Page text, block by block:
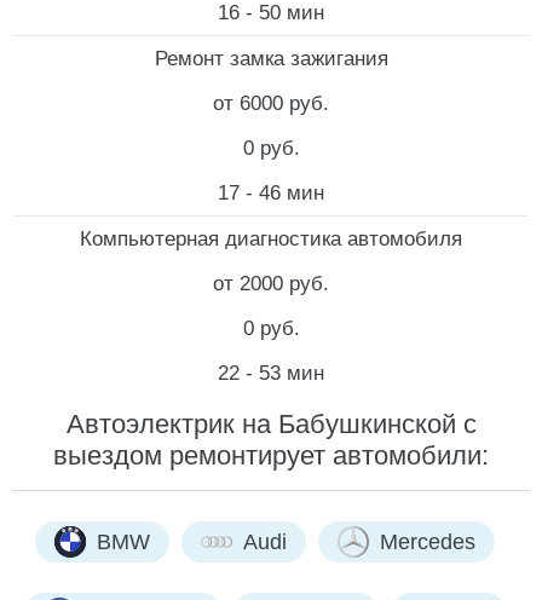
16 - 50 мин
Ремонт замка зажигания
от 6000 руб.
0 руб.
17 - 46 мин
Компьютерная диагностика автомобиля
от 2000 руб.
0 руб.
22 - 53 мин
Автоэлектрик на Бабушкинской с
выездом ремонтирует автомобили:
BMW Audi Mercedes